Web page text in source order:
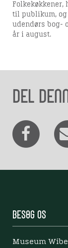
Folkekøkkener,
til publikum, og
udendørs bog-
år i august.
Del
Besøg os
Museum